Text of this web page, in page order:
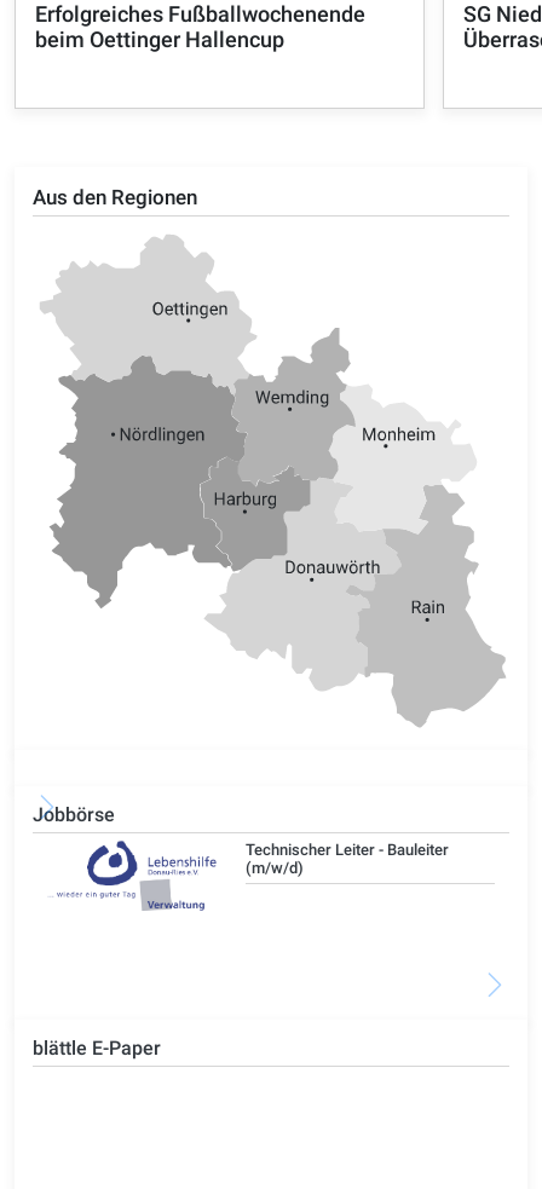
Aus den Regionen
Jobbörse
Technischer Leiter - Bauleiter
(m/w/d)
blättle E-Paper
Erfolgreiches Fußballwochenende
beim Oettinger Hallencup
SG